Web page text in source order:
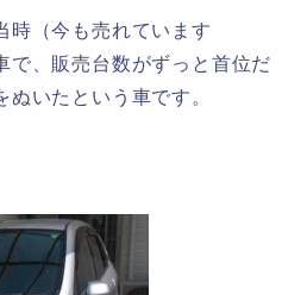
時（今も売れています
で、販売台数がずっと首位だ
いたという車です。